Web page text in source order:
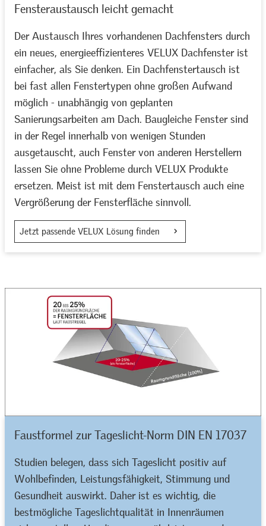
Fensteraustausch leicht gemacht
Der Austausch Ihres vorhandenen Dachfensters durch
ein neues, energieeffizienteres VELUX Dachfenster ist
einfacher, als Sie denken. Ein Dachfenstertausch ist
bei fast allen Fenstertypen ohne großen Aufwand
möglich - unabhängig von geplanten
Sanierungsarbeiten am Dach. Baugleiche Fenster sind
in der Regel innerhalb von wenigen Stunden
ausgetauscht, auch Fenster von anderen Herstellern
lassen Sie ohne Probleme durch VELUX Produkte
ersetzen. Meist ist mit dem Fenstertausch auch eine
Vergrößerung der Fensterfläche sinnvoll.
Jetzt passende VELUX Lösung finden
Faustformel zur Tageslicht-Norm DIN EN 17037
Studien belegen, dass sich Tageslicht positiv auf
Wohlbefinden, Leistungsfähigkeit, Stimmung und
Gesundheit auswirkt. Daher ist es wichtig, die
bestmögliche Tageslichtqualität in Innenräumen